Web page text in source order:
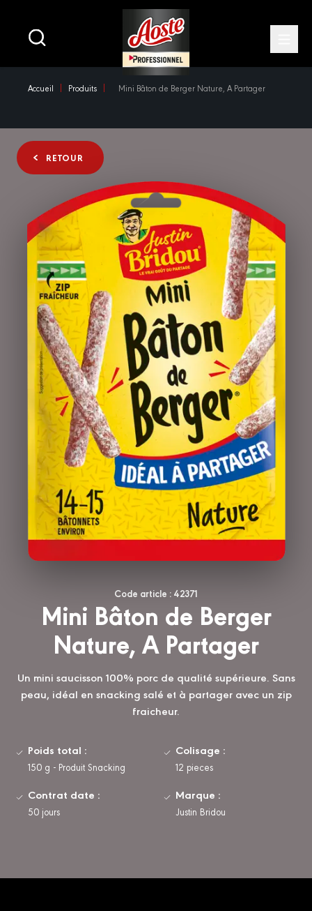
content
Accueil Produits Mini Bâton de Berger Nature, A Partager
RETOUR
Code article : 42371
Mini Bâton de Berger
Nature, A Partager
Un mini saucisson 100% porc de qualité supérieure. Sans
peau, idéal en snacking salé et à partager avec un zip
fraicheur.
Poids total :
150 g - Produit Snacking
Colisage :
12 pieces
Contrat date :
50 jours
Marque :
Justin Bridou